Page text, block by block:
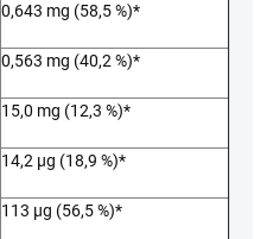
0,643 mg (58,5 %)*
0,563 mg (40,2 %)*
15,0 mg (12,3 %)*
14,2 µg (18,9 %)*
113 µg (56,5 %)*